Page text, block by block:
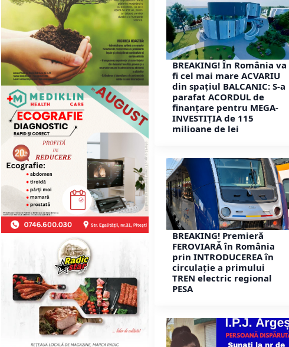
BREAKING! În România va
fi cel mai mare ACVARIU
din spațiul BALCANIC: S-a
parafat ACORDUL de
finanțare pentru MEGA-
INVESTIȚIA de 115
milioane de lei
BREAKING! Premieră
FEROVIARĂ în România
prin INTRODUCEREA în
circulație a primului
TREN electric regional
PESA